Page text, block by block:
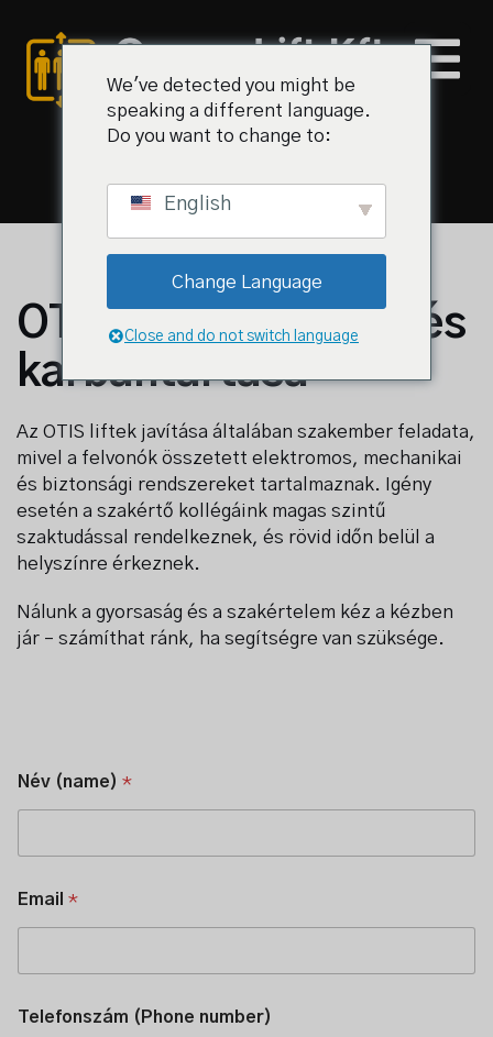
OTIS liftek javítása és
karbantartása
Az OTIS liftek javítása általában szakember feladata,
mivel a felvonók összetett elektromos, mechanikai
és biztonsági rendszereket tartalmaznak. Igény
esetén a szakértő kollégáink magas szintű
szaktudással rendelkeznek, és rövid időn belül a
helyszínre érkeznek.
Nálunk a gyorsaság és a szakértelem kéz a kézben
jár – számíthat ránk, ha segítségre van szüksége.
Név (name) *
e
s
e
)
Email *
Telefonszám (Phone number)
We've detected you might be
speaking a different language.
Do you want to change to:
English
Change Language
Close and do not switch language